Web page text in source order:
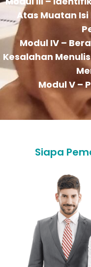
Atas Muatan
Modul IV –
Kesalahan
Modul V –
Siapa